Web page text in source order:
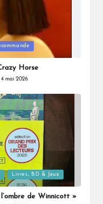
Horse
4 mai 2026
Livres, BD & Jeux
de Winnicott »